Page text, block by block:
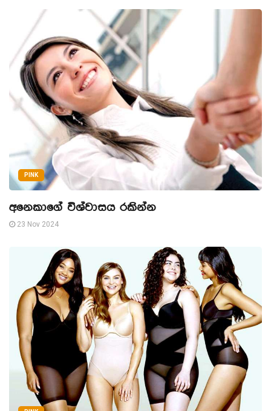
PINK
අනෙකාගේ විශ්වාසය රකින්න
23 Nov 2024